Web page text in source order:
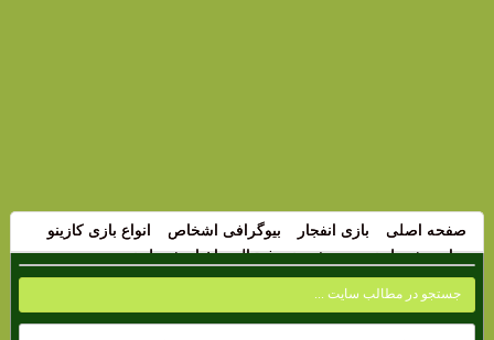
صفحه اصلی بازی انفجار بیوگرافی اشخاص
انواع بازی کازینو
سایت شرط بندی
پیش بینی فوتبال اخبار شرط بندی